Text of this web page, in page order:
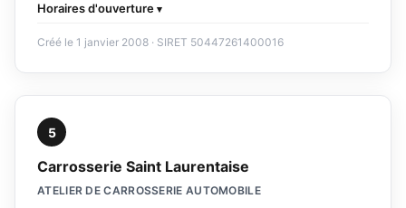
Horaires d'ouverture
Créé le 1 janvier 2008 · SIRET 50447261400016
5
Carrosserie Saint Laurentaise
ATELIER DE CARROSSERIE AUTOMOBILE